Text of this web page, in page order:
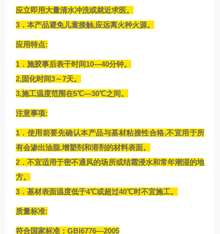
应立即用大量清水冲洗或就近求医。
3．本产品避免儿童接触,应远离火种火源。
应用特点:
1．施胶事后表干时间10—40分钟。
2,固化时间3～7天。
3,施工温度范围在5℃—30℃之间。
注意事项:
1．使用前要先确认本产品与基材粘接性合格,不宜用于所
有会渗出油脂,增塑剂和溶剂的材料表面。
2．不宜适用于密不通风的场所或结霜浸水和常年潮湿的地
方。
3．基材表面温度低于4℃或超过40℃时不宜施工。
质量标准:
符合国家标准：GBl6776—2005